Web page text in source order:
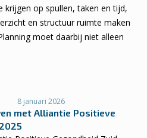
krijgen op spullen, taken en tijd,
en structuur ruimte maken
moet daarbij niet alleen
8 januari 2026
met Alliantie Positieve